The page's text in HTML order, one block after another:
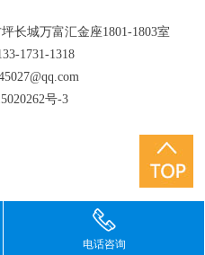
长城万富汇金座1801-1803室
1731-1318
号-3
电话咨询